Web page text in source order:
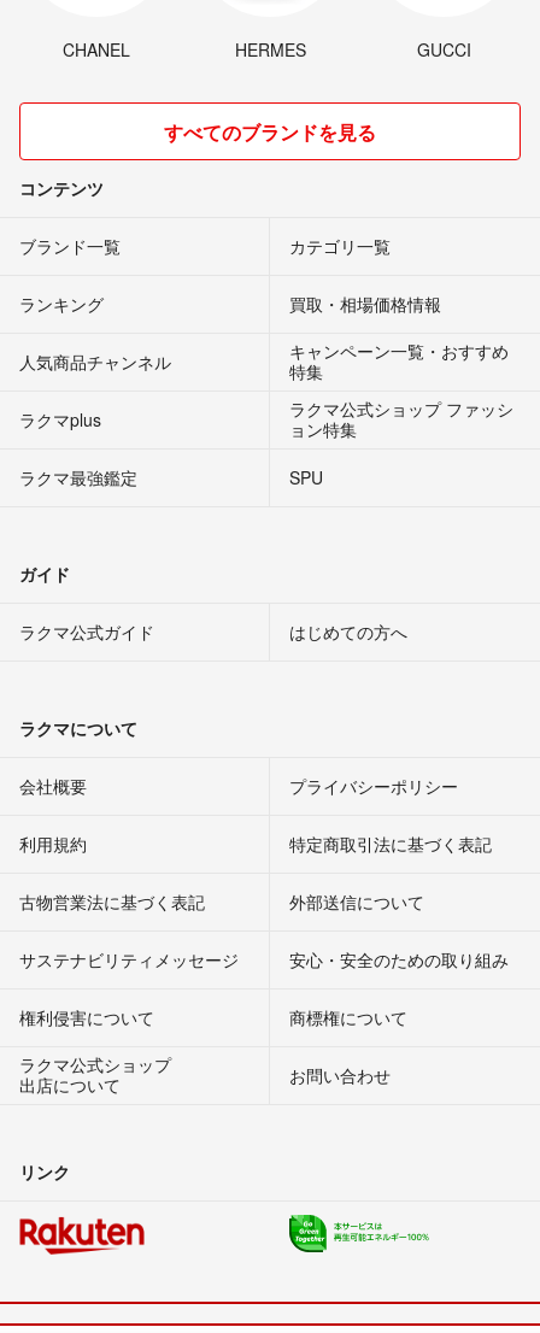
CHANEL HERMES GUCCI
すべてのブランドを見る
コンテンツ
ブランド一覧 カテゴリ一覧
ランキング 買取・相場価格情報
人気商品チャンネル
キャンペーン一覧・おすすめ
特集
ラクマplus
ラクマ公式ショップ ファッシ
ョン特集
ラクマ最強鑑定
SPU
ガイド
ラクマ公式ガイド はじめての方へ
ラクマについて
会社概要 プライバシーポリシー
利用規約 特定商取引法に基づく表記
古物営業法に基づく表記 外部送信について
サステナビリティメッセージ 安心・安全のための取り組み
権利侵害について
商標権について
ラクマ公式ショップ
出店について
お問い合わせ
リンク